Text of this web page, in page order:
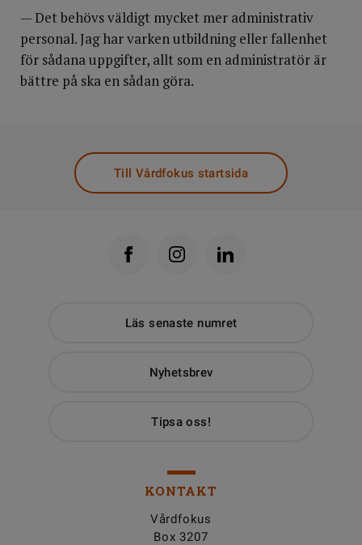
— Det behövs väldigt mycket mer administrativ
personal. Jag har varken utbildning eller fallenhet
för sådana uppgifter, allt som en administratör är
bättre på ska en sådan göra.
Till Vårdfokus startsida
Läs senaste numret
Nyhetsbrev
Tipsa oss!
KONTAKT
Vårdfokus
Box 3207